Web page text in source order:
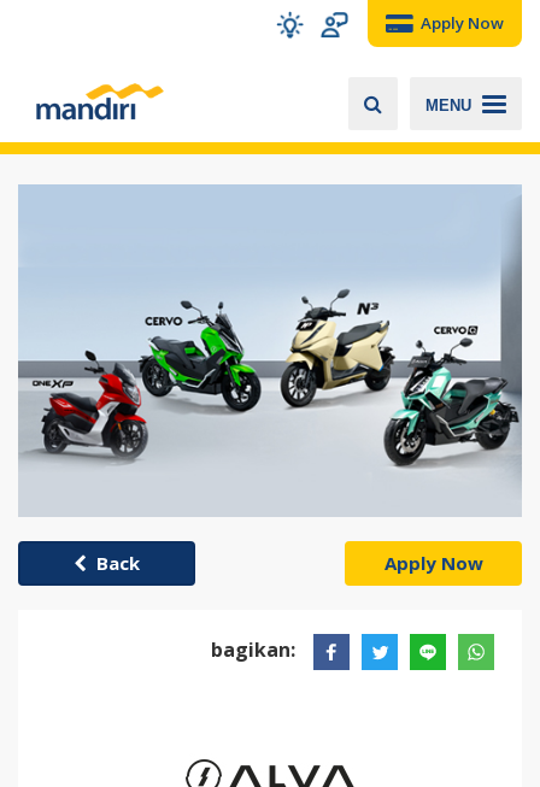
Apply Now
MENU
Back Apply Now
bagikan: